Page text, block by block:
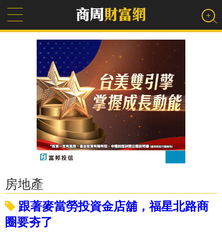
房地產
跟著麥當勞投資金店舖，福星北路商
圈要夯了